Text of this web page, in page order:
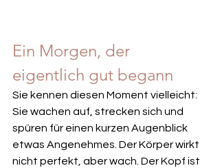
Ein Morgen, der
eigentlich gut begann
Sie kennen diesen Moment vielleicht:
Sie wachen auf, strecken sich und
spüren für einen kurzen Augenblick
etwas Angenehmes. Der Körper wirkt
nicht perfekt, aber wach. Der Kopf ist